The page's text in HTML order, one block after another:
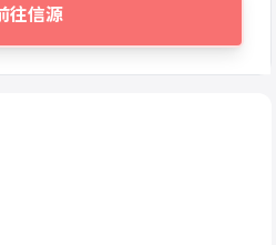
往信源